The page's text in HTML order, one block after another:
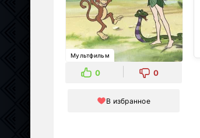
Мультфильм
0 0
В избранное